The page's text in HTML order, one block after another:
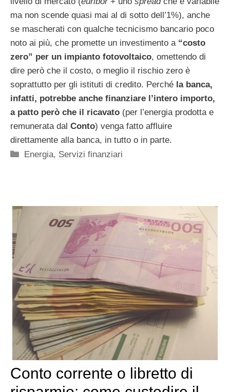
ma non scende quasi mai al di sotto dell’1%), anche
se mascherati con qualche tecnicismo bancario poco
noto ai più, che promette un investimento a “costo
zero” per un impianto fotovoltaico, omettendo di
dire però che il costo, o meglio il rischio zero è
soprattutto per gli istituti di credito. Perché la banca,
infatti, potrebbe anche finanziare l’intero importo,
a patto però che il ricavato (per l’energia prodotta e
remunerata dal Conto) venga fatto affluire
direttamente alla banca, in tutto o in parte.
Categorie
Energia, Servizi finanziari
Conto corrente o libretto di